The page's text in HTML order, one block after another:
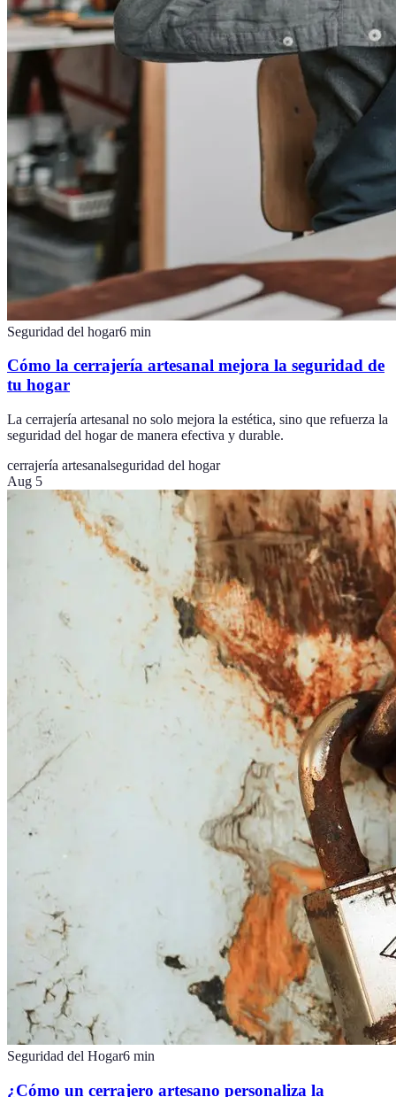
Seguridad del hogar6 min
Cómo la cerrajería artesanal mejora la seguridad de
tu hogar
La cerrajería artesanal no solo mejora la estética, sino que refuerza la
seguridad del hogar de manera efectiva y durable.
cerrajería artesanalseguridad del hogar
Aug 5
Seguridad del Hogar6 min
¿Cómo un cerrajero artesano personaliza la